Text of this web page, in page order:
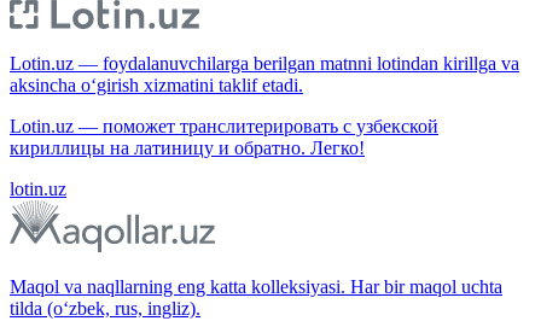
Lotin.uz — foydalanuvchilarga berilgan matnni lotindan kirillga va
aksincha o‘girish xizmatini taklif etadi.
Lotin.uz — поможет транслитерировать с узбекской
кириллицы на латиницу и обратно. Легко!
lotin.uz
Maqol va naqllarning eng katta kolleksiyasi. Har bir maqol uchta
tilda (o‘zbek, rus, ingliz).